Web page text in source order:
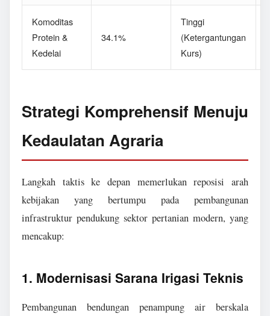
Komoditas
Protein &
Kedelai
34.1%
Tinggi
(Ketergantungan
Kurs)
Strategi Komprehensif Menuju
Kedaulatan Agraria
Langkah taktis ke depan memerlukan reposisi arah
kebijakan yang bertumpu pada pembangunan
infrastruktur pendukung sektor pertanian modern, yang
mencakup:
1. Modernisasi Sarana Irigasi Teknis
Pembangunan bendungan penampung air berskala